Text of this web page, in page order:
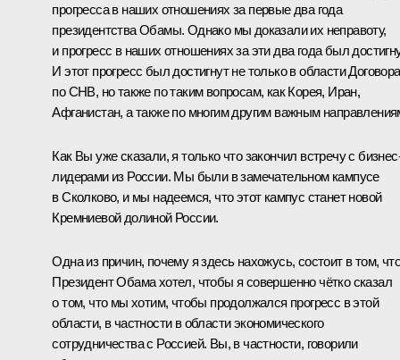
прогресса в наших отношениях за первые два года
президентства Обамы. Однако мы доказали их неправоту,
и прогресс в наших отношениях за эти два года был
И этот прогресс был достигнут не только в области Договора
по СНВ, но также по таким вопросам, как Корея, Иран,
Афганистан, а также по многим другим важным
Как Вы уже сказали, я только что закончил встречу с
лидерами из России. Мы были в замечательном кампусе
в Сколково, и мы надеемся, что этот кампус станет новой
Кремниевой долиной России.
Одна из причин, почему я здесь нахожусь, состоит в том, что
Президент Обама хотел, чтобы я совершенно чётко сказал
о том, что мы хотим, чтобы продолжался прогресс в этой
области, в частности в области экономического
сотрудничества с Россией. Вы, в частности, говорили